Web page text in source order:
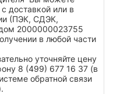
доставкой или в
(ПЭК, СДЭК,
2000000023755
в любой части
уточняйте цену
8 (499) 677 16 37 (в
обратной связи